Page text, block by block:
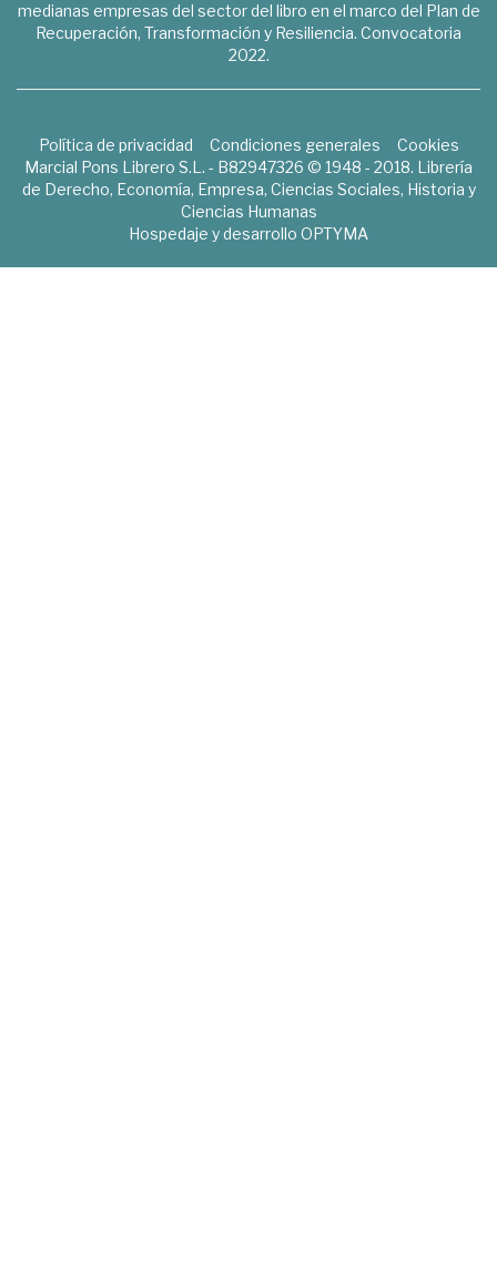
medianas empresas del sector del libro en el marco del Plan de
Recuperación, Transformación y Resiliencia. Convocatoria
2022.
Política de privacidad Condiciones generales
Cookies
Marcial Pons Librero S.L. - B82947326 © 1948 - 2018. Librería
de Derecho, Economía, Empresa, Ciencias Sociales, Historia y
Ciencias Humanas
Hospedaje y desarrollo OPTYMA